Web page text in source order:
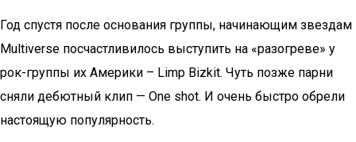
Год спустя после основания группы, начинающим звездам
Multiverse посчастливилось выступить на «разогреве» у
рок-группы их Америки – Limp Bizkit. Чуть позже парни
сняли дебютный клип — One shot. И очень быстро обрели
настоящую популярность.